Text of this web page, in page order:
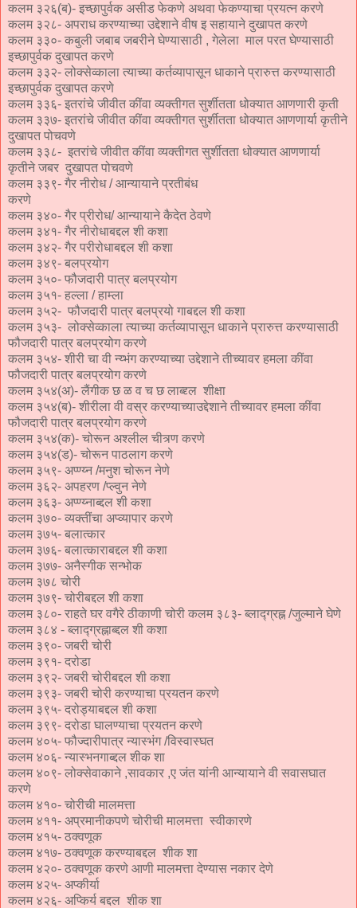
कलम ३२६(ब)- इच्छापुर्वक असीड फेकणे अथवा फेकण्याचा प्रयत्न करणे
कलम ३२८- अपराध करण्याच्या उद्देशाने वीष इ सहायाने दुखापत करणे
कलम ३३०- कबुली जबाब जबरीने घेण्यासाठी , गेलेला माल परत घेण्यासाठी
इच्छापुर्वक दुखापत करणे
कलम ३३२- लोक्सेव्काला त्याच्या कर्तव्यापासून धाकाने प्रारुत्त करण्यासाठी
इच्छापुर्वक दुखापत करणे
कलम ३३६- इतरांचे जीवीत कींवा व्यक्तीगत सुर्शीतता धोक्यात आणणारी कृती
कलम ३३७- इतरांचे जीवीत कींवा व्यक्तीगत सुर्शीतता धोक्यात आणणार्या कृतीने
दुखापत पोचवणे
कलम ३३८- इतरांचे जीवीत कींवा व्यक्तीगत सुर्शीतता धोक्यात आणणार्या
कृतीने जबर दुखापत पोचवणे
कलम ३३९- गैर नीरोध / आन्यायाने प्रतीबंध
करणे
कलम ३४०- गैर प्रीरोध/ आन्यायाने कैदेत ठेवणे
कलम ३४१- गैर नीरोधाबद्दल शी कशा
कलम ३४२- गैर परीरोधाबद्दल शी कशा
कलम ३४९- बलप्रयोग
कलम ३५०- फौजदारी पात्र बलप्रयोग
कलम ३५१- हल्ला / हाम्ला
कलम ३५२- फौजदारी पात्र बलप्रयो गाबद्दल शी कशा
कलम ३५३- लोक्सेव्काला त्याच्या कर्तव्यापासून धाकाने प्रारुत्त करण्यासाठी
फौजदारी पात्र बलप्रयोग करणे
कलम ३५४- शीरी चा वी न्य्भंग करण्याच्या उद्देशाने तीच्यावर हमला कींवा
फौजदारी पात्र बलप्रयोग करणे
कलम ३५४(अ)- लैंगीक छ ळ व च छ लाब्द्द्ल शीक्षा
कलम ३५४(ब)- शीरीला वी वस्र करण्याच्याउद्देशाने तीच्यावर हमला कींवा
फौजदारी पात्र बलप्रयोग करणे
कलम ३५४(क)- चोरून अश्लील चीत्र्ण करणे
कलम ३५४(ड)- चोरून पाठलाग करणे
कलम ३५९- अप्ण्य्न /मनुश चोरून नेणे
कलम ३६२- अपहरण /प्ल्वुन नेणे
कलम ३६३- अप्ण्य्नाब्द्दल शी कशा
कलम ३७०- व्यक्तींचा अप्व्यापार करणे
कलम ३७५- बलात्कार
कलम ३७६- बलात्काराबद्दल शी कशा
कलम ३७७- अनैस्गीक सन्भोक
कलम ३७८ चोरी
कलम ३७९- चोरीबद्दल शी कशा
कलम ३८०- राहते घर वगैरे ठीकाणी चोरी कलम ३८३- ब्लाद्ग्रह्न /जुल्माने घेणे
कलम ३८४ - ब्लाद्ग्रह्नाब्द्दल शी कशा
कलम ३९०- जबरी चोरी
कलम ३९१- दरोडा
कलम ३९२- जबरी चोरीबद्दल शी कशा
कलम ३९३- जबरी चोरी करण्याचा प्रयतन करणे
कलम ३९५- दरोड्याबद्दल शी कशा
कलम ३९९- दरोडा घालण्याचा प्रयतन करणे
कलम ४०५- फौज्दारीपात्र न्यास्भंग /विस्वास्घत
कलम ४०६- न्यास्भनगाब्द्दल शीक शा
कलम ४०९- लोक्सेवाकाने ,सावकार ,ए जंत यांनी आन्यायाने वी सवासघात
करणे
कलम ४१०- चोरीची मालमत्ता
कलम ४११- अप्रमानीकपणे चोरीची मालमत्ता स्वीकारणे
कलम ४१५- ठक्वणूक
कलम ४१७- ठक्वणूक करण्याबद्दल शीक शा
कलम ४२०- ठक्वणूक करणे आणी मालमत्ता देण्यास नकार देणे
कलम ४२५- अप्कीर्या
कलम ४२६- अप्किर्य बद्दल शीक शा